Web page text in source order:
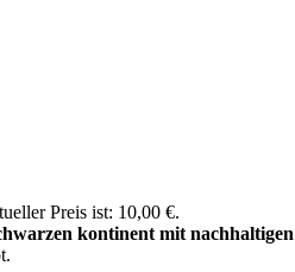
Preis ist: 10,00 €.
kontinent mit